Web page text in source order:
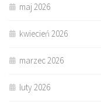
maj 2026
kwiecień 2026
marzec 2026
luty 2026